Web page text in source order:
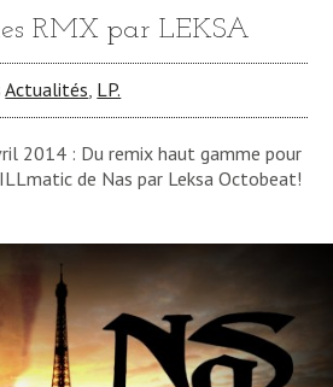
RMX par LEKSA
Actualités, LP.
2014 : Du remix haut gamme pour
de Nas par Leksa Octobeat!